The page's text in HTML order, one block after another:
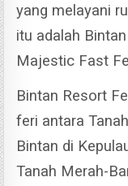
yang melayani
itu adalah
Majestic Fast
Bintan Resort
feri antara
Bintan di
Tanah Merah-